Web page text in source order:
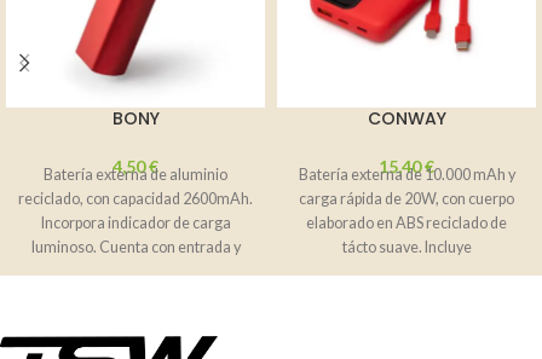
BONY
4,50€
Batería externa de aluminio
reciclado, con capacidad 2600mAh.
Incorpora indicador de carga
luminoso. Cuenta con entrada y
salida Tipo C.
CONWAY
15,40€
Batería externa de 10.000 mAh y
carga rápida de 20W, con cuerpo
elaborado en ABS reciclado de
tácto suave. Incluye